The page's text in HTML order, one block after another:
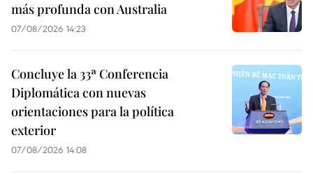
más profunda con Australia
07/08/2026 14:23
Concluye la 33ª Conferencia
Diplomática con nuevas
orientaciones para la política
exterior
07/08/2026 14:08